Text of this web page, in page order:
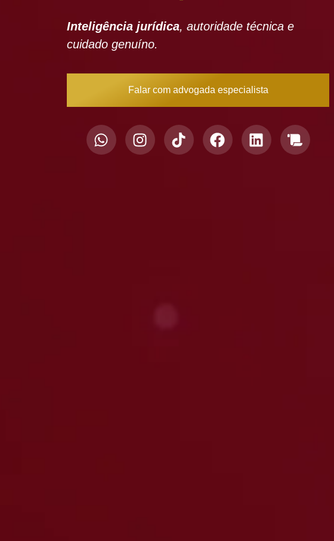
Inteligência jurídica, autoridade técnica e
cuidado genuíno.
Falar com advogada especialista